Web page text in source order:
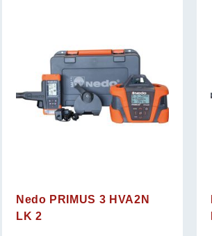
Nedo PRIMUS 3 HVA2N
LK 2